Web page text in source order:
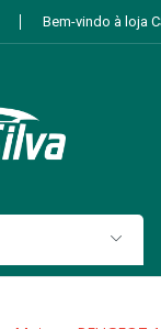
Bem-vindo à loja